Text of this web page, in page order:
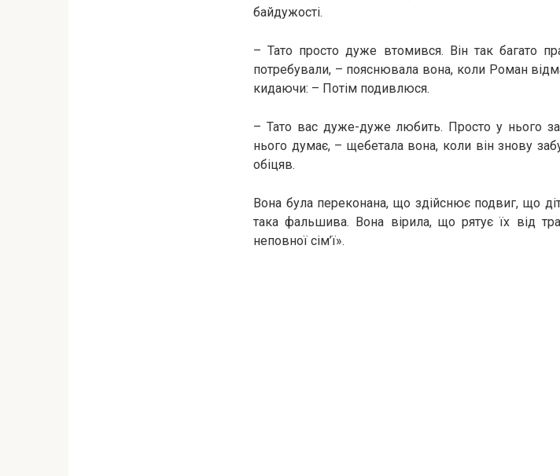
байдужості.
– Тато просто дуже втомився. Він так багато
потребували, – пояснювала вона, коли Роман
кидаючи: – Потім подивлюся.
– Тато вас дуже-дуже любить. Просто у нього
нього думає, – щебетала вона, коли він знову
обіцяв.
Вона була переконана, що здійснює подвиг, що
така фальшива. Вона вірила, що рятує їх від
неповної сім’ї».